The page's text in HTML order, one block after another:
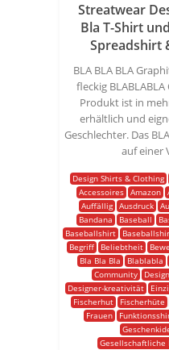
Streatwear
Bla T-Shirt
Spreadshirt
BLA BLA BLA
fleckig
Produkt ist in
erhältlich und
Geschlechter. Das
auf einer
Design Shirts & Clothing
Accessoires
Amazon
Auffällig
Ausdruck
Bandana
Baseball
Baseballshirt
Begriff
Beliebtheit
Bla Bla Bla
Blablabla
Community
Design
Designer-kreativität
Fischerhut
Fischerhüte
Frauen
Gesellschaftliche